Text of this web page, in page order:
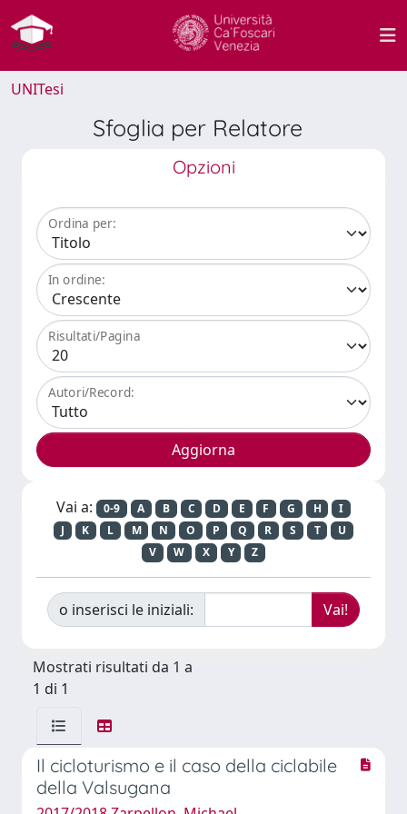
UNITesi
Sfoglia per Relatore
Opzioni
Ordina per:
In ordine:
Risultati/Pagina
Autori/Record:
Vai a: 0-9 A B C D E F G H
I
J
K L M N O P Q R S T
U
V
W X Y Z
o inserisci le iniziali:
Mostrati risultati da 1 a
1 di 1
Il cicloturismo e il caso della ciclabile
della Valsugana